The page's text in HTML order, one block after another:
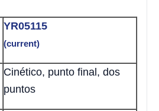
YR05115
(current)
Cinético, punto final, dos
puntos